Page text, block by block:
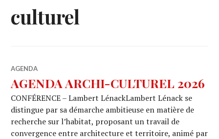
culturel
AGENDA
AGENDA ARCHI-CULTUREL 2026
CONFÉRENCE – Lambert LénackLambert Lénack se
distingue par sa démarche ambitieuse en matière de
recherche sur l’habitat, proposant un travail de
convergence entre architecture et territoire, animé par